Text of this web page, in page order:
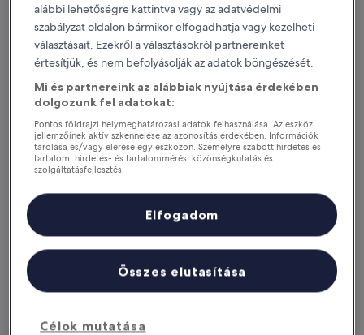
Miért érdemes letölteni az
applikációnkat?
Még többet spórolhatsz
Az applikációban kedvezményeket kapsz
alábbi lehetőségre kattintva vagy az adatvédelmi
szabályzat oldalon bármikor elfogadhatja vagy kezelheti
választásait. Ezekről a választásokról partnereinket
értesítjük, és nem befolyásolják az adatok böngészését.
Mi és partnereink az alábbiak nyújtása érdekében
dolgozunk fel adatokat:
Pontos földrajzi helymeghatározási adatok felhasználása. Az eszköz
jellemzőinek aktív szkennelése az azonosítás érdekében. Információk
tárolása és/vagy elérése egy eszközön. Személyre szabott hirdetés és
tartalom, hirdetés- és tartalommérés, közönségkutatás és
szolgáltatásfejlesztés.
Célok mutatása
Összes elutasítása
Elfogadom